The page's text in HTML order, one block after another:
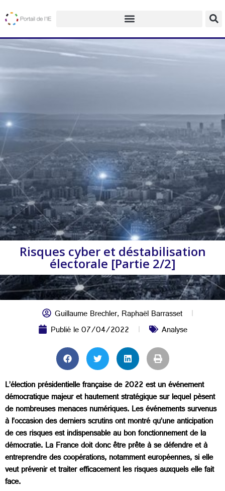
Risques cyber et déstabilisation
électorale [Partie 2/2]
Guillaume Brechler,Raphaël Barrasset
Publié le07/04/2022 Analyse
L’élection présidentielle française de 2022 est un événement
démocratique majeur et hautement stratégique sur lequel pèsent
de nombreuses menaces numériques. Les événements survenus
à l’occasion des derniers scrutins ont montré qu’une anticipation
de ces risques est indispensable au bon fonctionnement de la
démocratie. La France doit donc être prête à se défendre et à
entreprendre des coopérations, notamment européennes, si elle
veut prévenir et traiter efficacement les risques auxquels elle fait
face.